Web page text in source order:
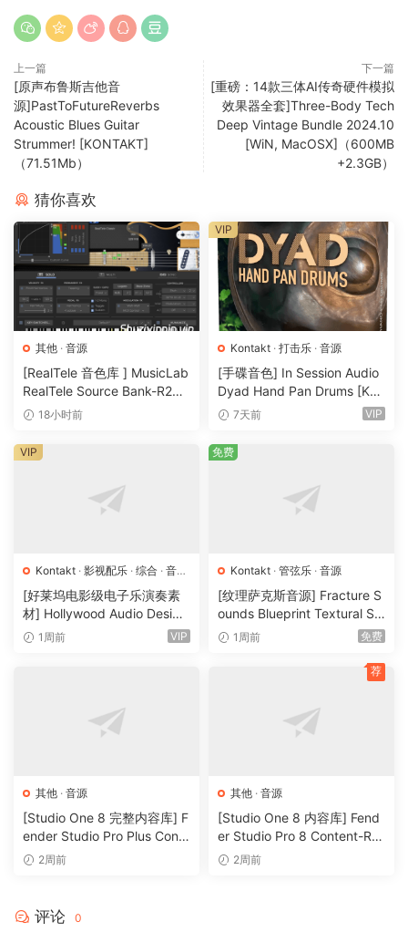
持续锤子拉扯： Polyphonic 延音补丁让您可以无缝地融入连
奏、锤击和拉断。如果你弹奏/连奏重叠的下一个音符是上半音
阶/全音阶，它将触发相应的连奏采样。如果你需要暂时关闭连
奏，只要按住 C1 键，就会停用连奏。
倍增补丁：这些 Patch 旨在用作满足左/右通道双轨要求的辅助
吉他。
基础补丁：这些 Patch 包含原始的、未经处理的录音，没有任
何 Kontakt 放大器模拟。虽然不是真正的 DI，但它们对外部处
理和 amp 插件响应良好。
CC11：降低此控制器以减少通过 amp sim 发送的信号。这对于
管理较重、扭曲的补丁特别有效。
Hinterland is a warm and intimate fingerstyle electric guitar
library.
Built on an enhanced engine adapted from our Hoard
Fingerstyle guitar, this library is crafted to deliver versatile,
nuanced tones, ideal for softer, emotive contexts, while
Eleven of the thirteen presets feature four distinct
patches: Sustains (with hammer-ons and pull-offs), legato,
harmonics, and fret slides. Each patch brings its own
unique character, ranging from the smooth, mellow tones
as the centerpiece of a track. Additionally, a ‘Pedal Swells
& Pads’ patch, processed through hardware pedals, is
included to blend with the core guitar patches, adding
character, shimmer, and warmth.
FEATURES
上一篇
[原声布鲁斯吉他音
源]PastToFutureReverbs
Acoustic Blues Guitar
Strummer! [KONTAKT]
（71.51Mb）
下一篇
[重磅：14款三体AI传奇硬件模拟
效果器全套]Three-Body Tech
Deep Vintage Bundle 2024.10
[WiN, MacOSX]（600MB
+2.3GB）
猜你喜欢
其他 · 音源
[RealTele 音色库 ] MusicLab
RealTele Source Bank-R2R
[WiN]（3.13GB）
18小时前
Kontakt · 打击乐 · 音源
[手碟音色] In Session Audio
Dyad Hand Pan Drums [KO
NTAKT]（4.33GB）
7天前 VIP
VIP
Kontakt · 影视配乐 · 综合 · 音效
特殊· 音源
[好莱坞电影级电子乐演奏素
材] Hollywood Audio Design
FUTURE WORLDS [KONTAK
1周前 VIP
VIP
Kontakt · 管弦乐 · 音源
[纹理萨克斯音源] Fracture S
ounds Blueprint Textural Sa
x (Woodwind Experiments)
1周前 免费
免费
其他 · 音源
[Studio One 8 完整内容库] F
ender Studio Pro Plus Conte
nt 2026-R2R（166GB）
2周前
其他 · 音源
[Studio One 8 内容库] Fend
er Studio Pro 8 Content-R2
R（33.5GB）
2周前
荐
评论 0